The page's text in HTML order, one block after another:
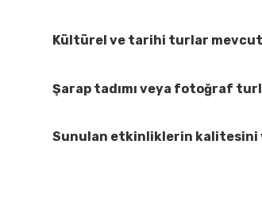
Kültürel ve tarihi turlar
Şarap tadımı veya fotoğraf
Sunulan etkinliklerin kalitesini